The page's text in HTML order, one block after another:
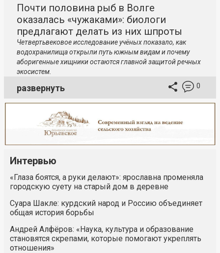
Почти половина рыб в Волге
оказалась «чужаками»: биологи
предлагают делать из них шпроты
Четвертьвековое исследование учёных показало, как
водохранилища открыли путь южным видам и почему
аборигенные хищники остаются главной защитой речных
экосистем.
развернуть 0
Интервью
«Глаза боятся, а руки делают»: ярославна променяла
городскую суету на старый дом в деревне
Суара Шакле: курдский народ и Россию объединяет
общая история борьбы
Андрей Алфёров: «Наука, культура и образование
становятся скрепами, которые помогают укреплять
отношения»